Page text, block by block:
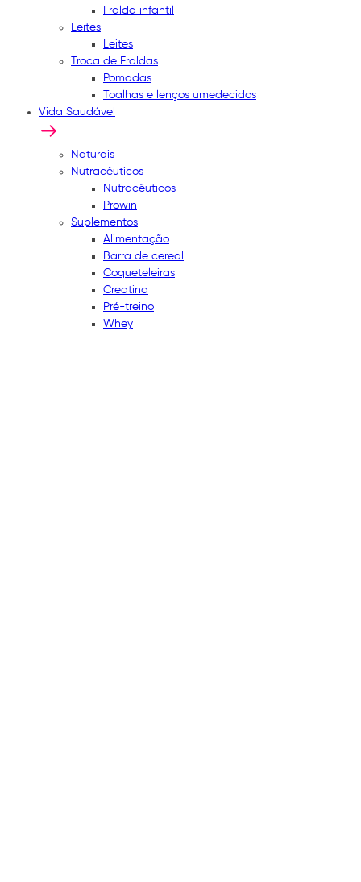
Fralda infantil
Leites
Leites
Troca de Fraldas
Pomadas
Toalhas e lenços umedecidos
Vida Saudável
Naturais
Nutracêuticos
Nutracêuticos
Prowin
Suplementos
Alimentação
Barra de cereal
Coqueteleiras
Creatina
Pré-treino
Whey